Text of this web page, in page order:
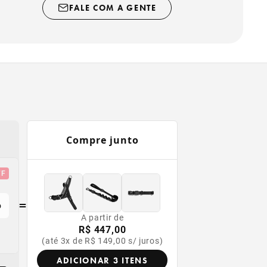
Poliester de alta qualidade;
FALE COM A GENTE
=
Compre junto
A partir de
R$ 447,00
(até 3x de R$ 149,00 s/ juros)
ADICIONAR 3 ITENS